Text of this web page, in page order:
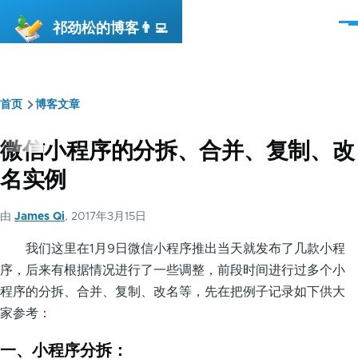
祁劲松的博客👨‍💻
菜
面
包
屑
首页 博客文章
微信小程序的分拆、合并、复制、改
名实例
由 James Qi, 2017年3月15日
我们这里在1月9日微信小程序推出当天就发布了几款小程
序，后来有根据情况进行了一些调整，前段时间进行过多个小
程序的分拆、合并、复制、改名等，先在把例子记录如下供大
家参考：
一、小程序分拆：